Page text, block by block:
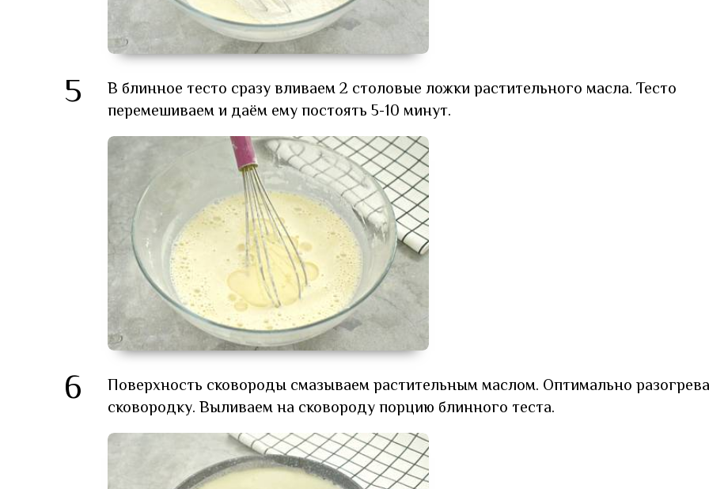
5
В блинное тесто сразу вливаем 2 столовые ложки растительного масла. Тесто
перемешиваем и даём ему постоять 5-10 минут.
6
Поверхность сковороды смазываем растительным маслом. Оптимально
сковородку. Выливаем на сковороду порцию блинного теста.